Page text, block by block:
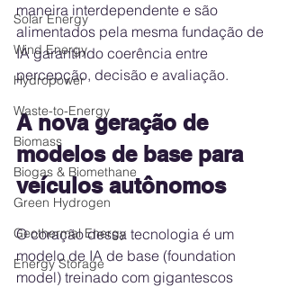
Solar Energy
Wind Energy
Hydropower
Waste-to-Energy
Biomass
Biogas & Biomethane
Green Hydrogen
Geothermal Energy
Energy Storage
maneira interdependente e são
alimentados pela mesma fundação de
IA garantindo coerência entre
percepção, decisão e avaliação.
A nova geração de
modelos de base para
veículos autônomos
O coração dessa tecnologia é um
modelo de IA de base (foundation
model) treinado com gigantescos